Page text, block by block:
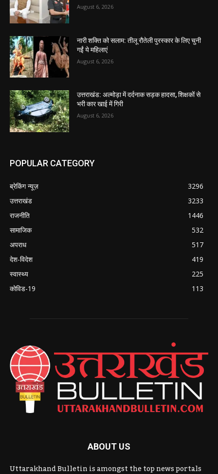
August 6, 2026
नारी शक्ति को सलाम: तीलू रौतेली पुरस्कार के लिए चुनी
गईं ये महिलाएं
August 6, 2026
उत्तराखंड: अल्मोड़ा में दर्दनाक सड़क हादसा, शिक्षकों से
भरी कार खाई में गिरी
August 6, 2026
POPULAR CATEGORY
ब्रेकिंग न्यूज़
3296
उत्तराखंड
3233
राजनीति
1446
सामाजिक
532
अपराध
517
देश-विदेश
419
स्वास्थ्य
225
कोविड-19
113
ABOUT US
Uttarakhand Bulletin is amongst the top news portals